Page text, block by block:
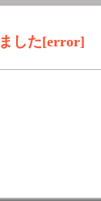
した[error]